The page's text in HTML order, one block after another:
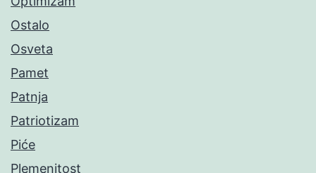
Ostalo
Osveta
Pamet
Patnja
Patriotizam
Piće
Plemenitost